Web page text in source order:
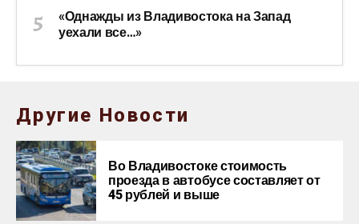
«Однажды из Владивостока на Запад
уехали все…»
Другие Новости
Во Владивостоке стоимость
проезда в автобусе составляет от
45 рублей и выше